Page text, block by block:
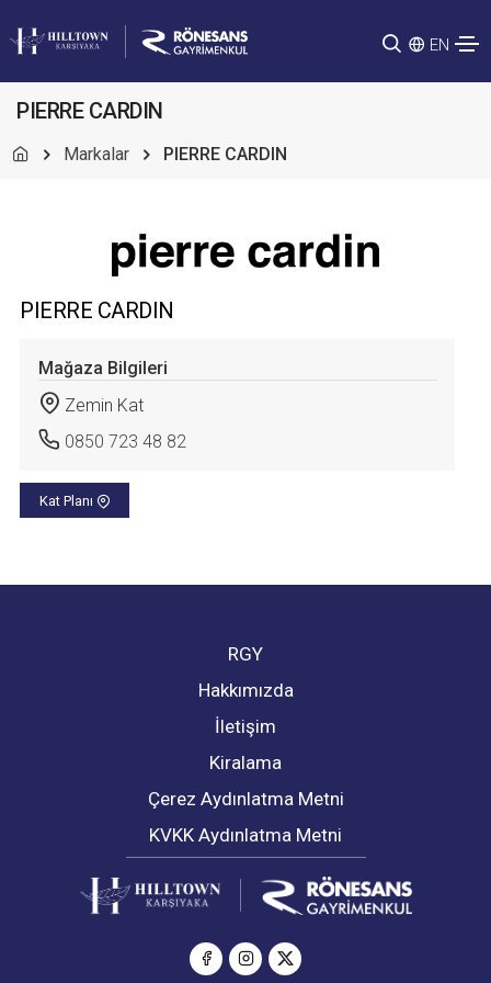
EN
PIERRE CARDIN
Markalar PIERRE CARDIN
PIERRE CARDIN
Mağaza Bilgileri
Zemin Kat
0850 723 48 82
Kat Planı
RGY
Hakkımızda
İletişim
Kiralama
Çerez Aydınlatma Metni
KVKK Aydınlatma Metni